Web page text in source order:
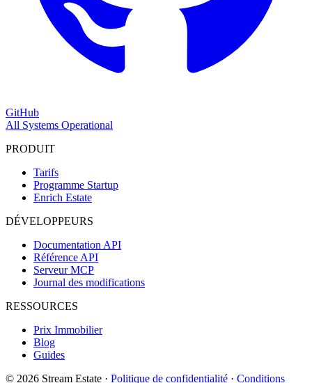
GitHub
All Systems Operational
PRODUIT
Tarifs
Programme Startup
Enrich Estate
DÉVELOPPEURS
Documentation API
Référence API
Serveur MCP
Journal des modifications
RESSOURCES
Prix Immobilier
Blog
Guides
© 2026 Stream Estate · Politique de confidentialité · Conditions